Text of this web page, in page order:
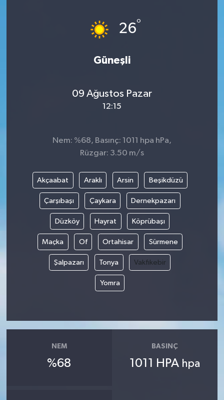
26°
Güneşli
09 Ağustos Pazar
12:15
Nem: %68, Basınç: 1011 hpa hPa,
Rüzgar: 3.50 m/s
Akçaabat Araklı Arsin Beşikdüzü
Çarşıbaşı Çaykara Dernekpazarı
Düzköy Hayrat Köprübaşı
Maçka Of Ortahisar Sürmene
Şalpazarı Tonya Vakfıkebir
Yomra
NEM
%68
BASINÇ
1011 HPA hpa
YAZARLAR
RESMİ İLAN
MAGAZİN